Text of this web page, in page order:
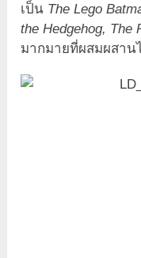
เป็น The Lego
the Hedgehog, The
มากมายที่ผสมผสาน